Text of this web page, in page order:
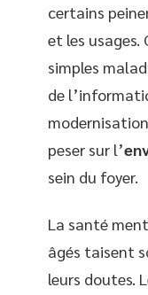
certains
et les usages.
simples
de
peser sur l’
sein du foyer.
La santé
âgés taisent
leurs doutes.